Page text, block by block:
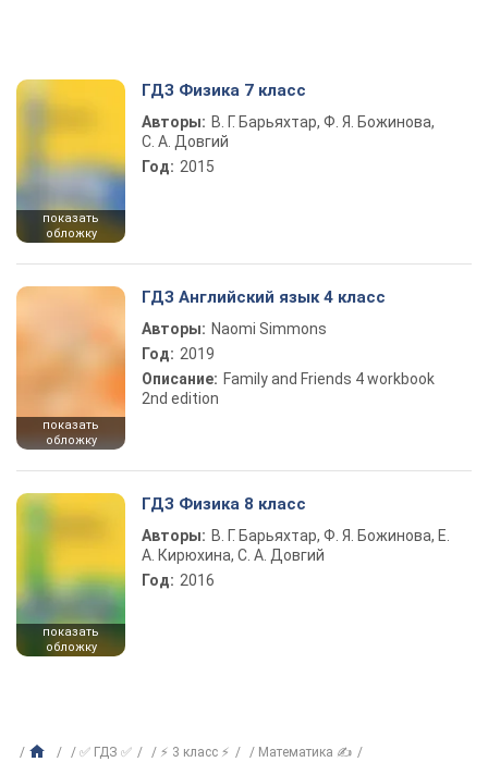
показать
обложку
ГДЗ Физика 7 класс
Авторы: В. Г. Барьяхтар, Ф. Я. Божинова,
С. А. Довгий
Год: 2015
показать
обложку
ГДЗ Английский язык 4 класс
Авторы: Naomi Simmons
Год: 2019
Описание: Family and Friends 4 workbook
2nd edition
показать
обложку
ГДЗ Физика 8 класс
Авторы: В. Г. Барьяхтар, Ф. Я. Божинова, Е.
А. Кирюхина, С. А. Довгий
Год: 2016
✅ ГДЗ ✅ ⚡ 3 класс ⚡
Математика ✍